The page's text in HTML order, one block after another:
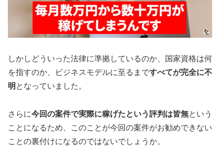
しかしどういった法律に準拠しているのか、国家資格は何
を指すのか、ビジネスモデルに至るまですべてが完全に不
明 となっていました。
さらに今回の案件で実際に稼げたという評判は皆無という
ことになるため、このことが今回の案件がお勧めできない
ことの裏付けになるのではないでしょうか。